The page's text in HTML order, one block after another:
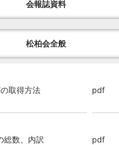
会報誌資料
松柏会全般
取得方法 pdf
総数、内訳 pdf